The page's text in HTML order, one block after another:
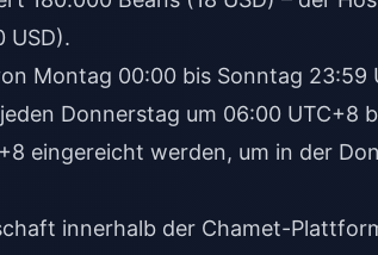
USD).
Montag 00:00 bis Sonntag 23:59
Donnerstag um 06:00 UTC+8
eingereicht werden, um in der
innerhalb der Chamet-